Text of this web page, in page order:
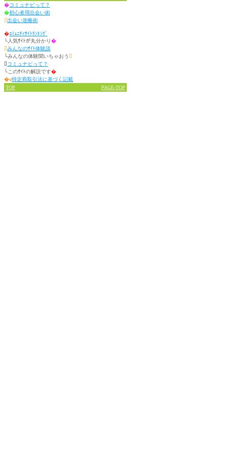
�コミュナビって？
�初心者用出会い術
出会い攻略術
�ｺﾐｭﾆﾃｨｻｲﾄﾗﾝｷﾝｸﾞ
└人気ｻｲﾄが丸分かり�
みんなのｻｲﾄ体験談
└みんなの体験聞いちゃおう 
コミュナビって？
└このｻｲﾄの解説です�
�u特定商取引法に基づく記載
TOP
PAGE-TOP